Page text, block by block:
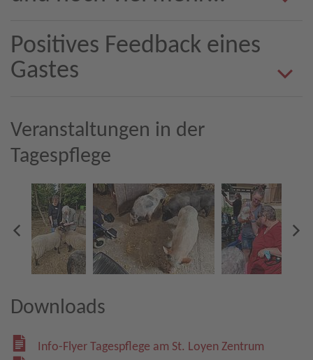
Positives Feedback eines
Gastes
Veranstaltungen in der
Tagespflege
Downloads
Info-Flyer Tagespflege am St. Loyen Zentrum